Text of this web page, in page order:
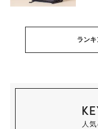
ラン
人